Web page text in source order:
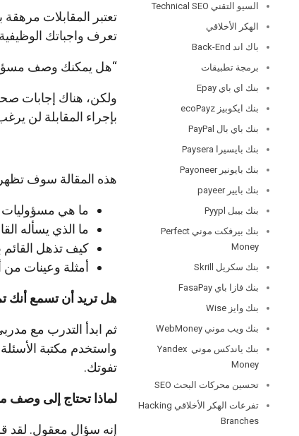
تعتبر المقابلات
تعرف واجباتك
“هل يمكنك وصف
ولكن، هناك إجابات
بإجراء المقابلة لن
هذه المقالة سوف
ما هي مسؤوليات
ما الذي يسأله
كيف تذهل
أمثلة وعينات
هل تريد أن تسمع أنك
ثم ابدأ التدرب مع
واستخدم مكتبة
تفوتك.
لماذا تحتاج إلى وصف
إنه سؤال معقول. لقد
السيو التقني Technical SEO
الهكر الأخلاقي
باك اند Back-End
برمجة تطبيقات
بنك اي باي Epay
بنك ايكوبيز ecoPayz
بنك باي بال PayPal
بنك بايسيرا Paysera
بنك بايونير Payoneer
بنك بايير payeer
بنك بيبل Pyypl
بنك بيرفكت موني Perfect
Money
بنك سكريل Skrill
بنك فازا باي FasaPay
بنك وايز Wise
بنك ويب موني WebMoney
بنك ياندكس موني Yandex
Money
تحسين محركات البحث SEO
تفرعات الهكر الأخلاقي Hacking
Branches